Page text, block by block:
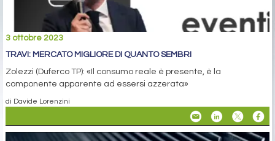
3 ottobre 2023
TRAVI: MERCATO MIGLIORE DI QUANTO SEMBRI
Zolezzi (Duferco TP): «Il consumo reale è presente, è la
componente apparente ad essersi azzerata»
di Davide Lorenzini